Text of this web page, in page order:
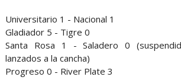
Universitario 1 - Nacional 1
Gladiador 5 - Tigre 0
Santa Rosa 1 - Saladero 0
lanzados a la cancha)
Progreso 0 - River Plate 3